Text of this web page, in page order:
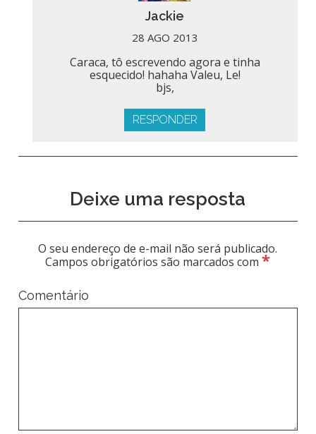
Jackie
28 AGO 2013
Caraca, tô escrevendo agora e tinha
esquecido! hahaha Valeu, Le!
bjs,
RESPONDER
Deixe uma resposta
O seu endereço de e-mail não será publicado.
Campos obrigatórios são marcados com*
Comentário